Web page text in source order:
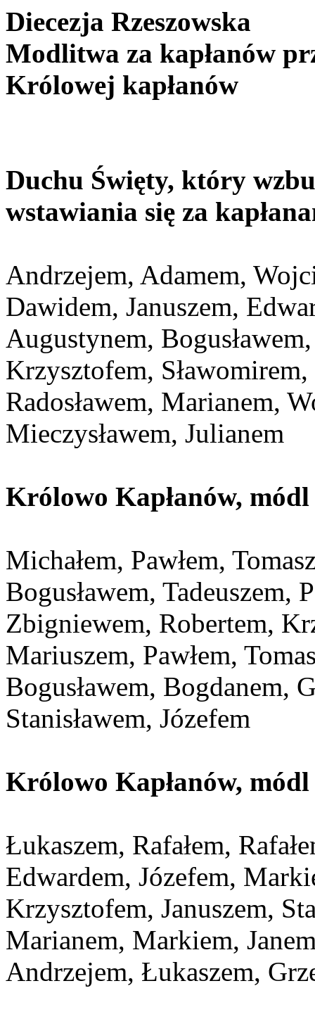
Diecezja Rzeszowska
Modlitwa za kapłanów
Królowej kapłanów
Duchu Święty, który
wstawiania się za
Andrzejem, Adamem,
Dawidem, Januszem,
Augustynem,
Krzysztofem,
Radosławem, Marianem,
Mieczysławem, Julianem
Królowo Kapłanów,
Michałem, Pawłem,
Bogusławem, Tadeuszem,
Zbigniewem, Robertem,
Mariuszem, Pawłem,
Bogusławem, Bogdanem,
Stanisławem, Józefem
Królowo Kapłanów,
Łukaszem, Rafałem,
Edwardem, Józefem,
Krzysztofem, Januszem,
Marianem, Markiem,
Andrzejem, Łukaszem,